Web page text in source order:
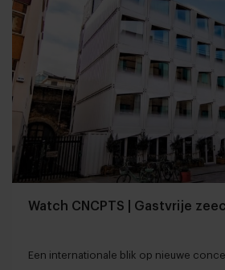
Watch CNCPTS | Gastvrije
Een internationale blik op nieuwe